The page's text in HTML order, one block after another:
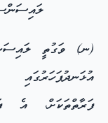
(ނ) ވަގުތީ
ފަރާތްތަކަށް، އެ